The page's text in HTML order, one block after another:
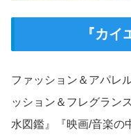
『カ
ファッション＆アパレ
ッション＆フレグラン
水図鑑』『映画/音楽の